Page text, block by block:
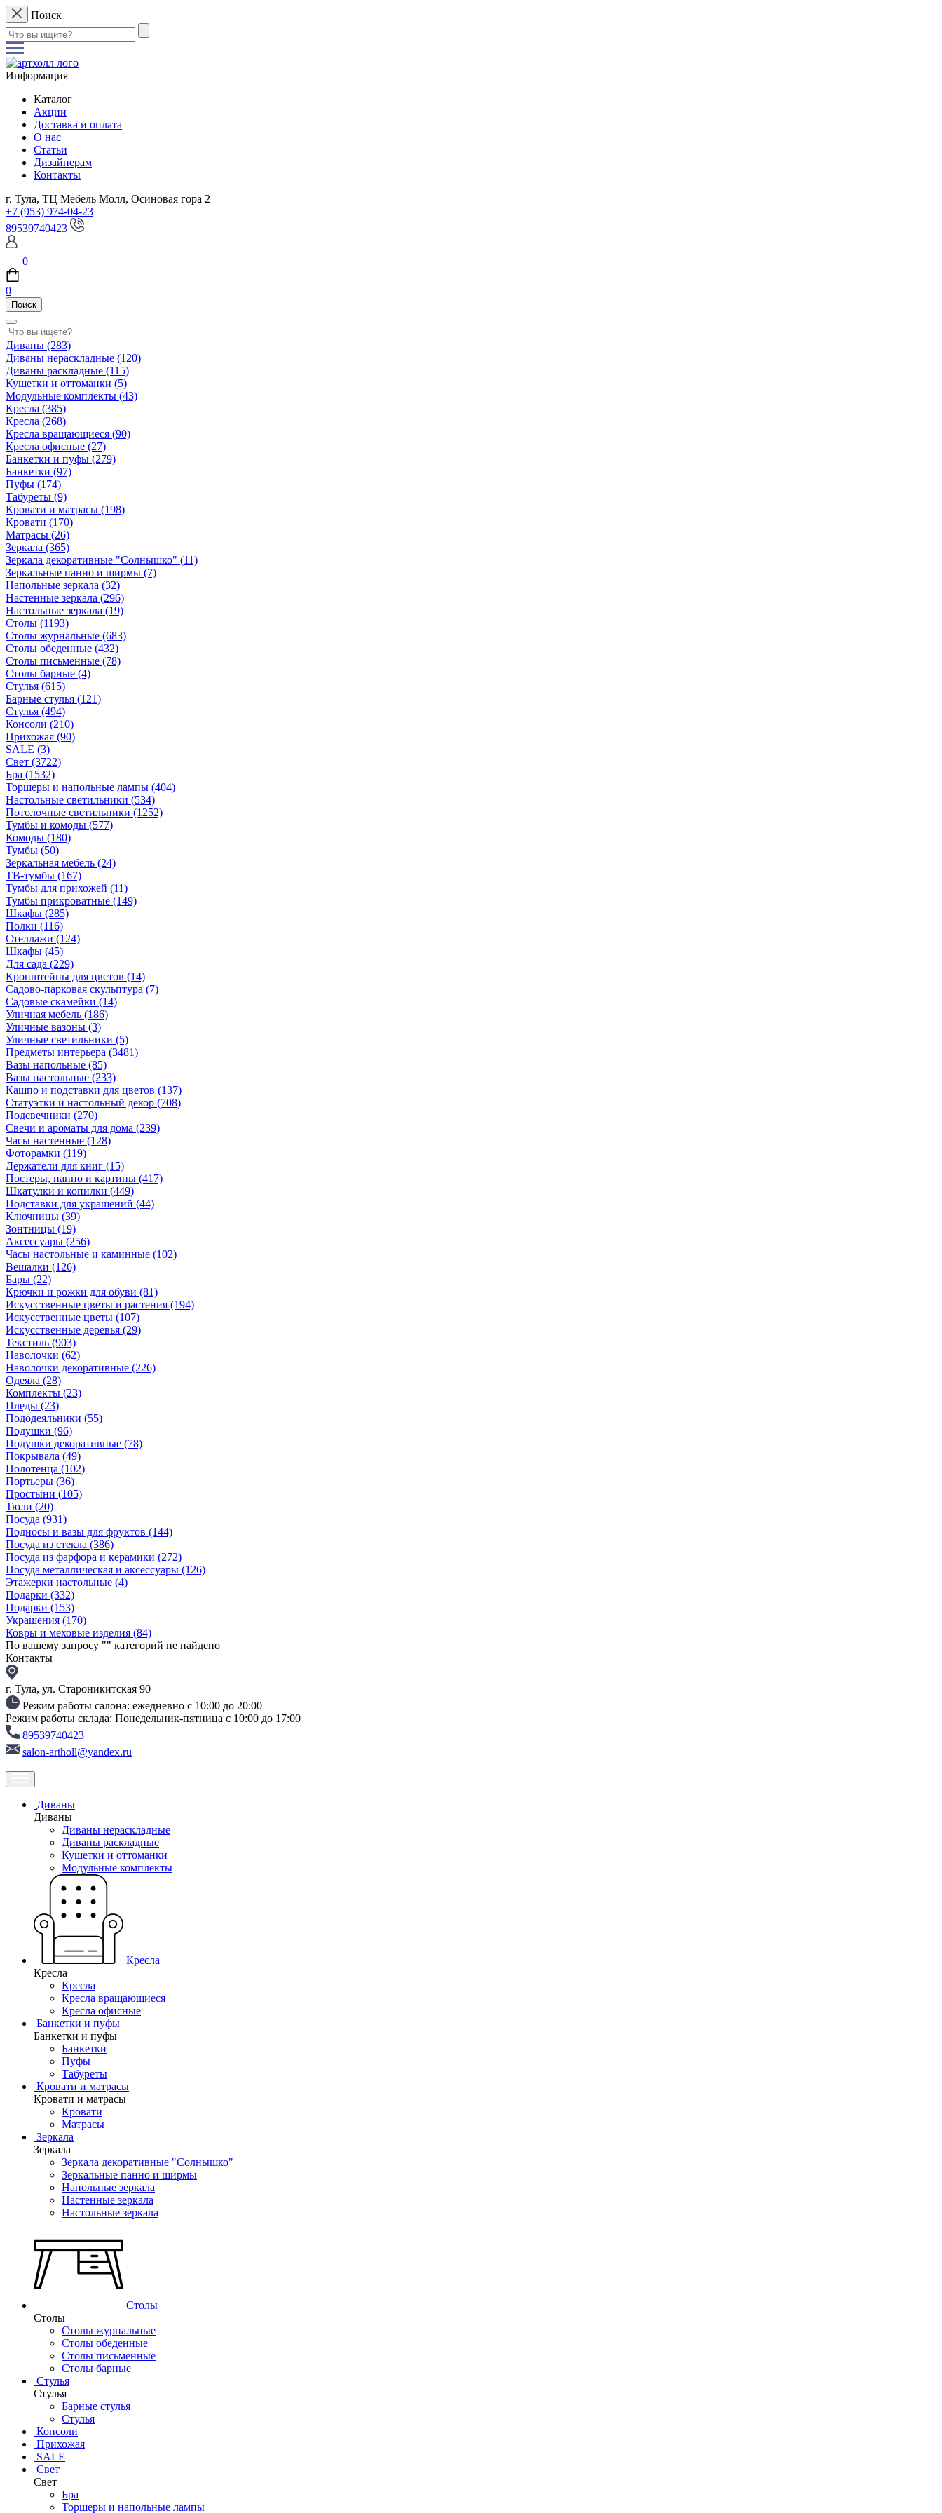
Поиск
Информация
Каталог
Акции
Доставка и оплата
О нас
Статьи
Дизайнерам
Контакты
г. Тула, ТЦ Мебель Молл, Осиновая гора 2
+7 (953) 974-04-23
89539740423
0
0
Поиск
Диваны (283)
Диваны нераскладные (120)
Диваны раскладные (115)
Кушетки и оттоманки (5)
Модульные комплекты (43)
Кресла (385)
Кресла (268)
Кресла вращающиеся (90)
Кресла офисные (27)
Банкетки и пуфы (279)
Банкетки (97)
Пуфы (174)
Табуреты (9)
Кровати и матрасы (198)
Кровати (170)
Матрасы (26)
Зеркала (365)
Зеркала декоративные "Солнышко" (11)
Зеркальные панно и ширмы (7)
Напольные зеркала (32)
Настенные зеркала (296)
Настольные зеркала (19)
Столы (1193)
Столы журнальные (683)
Столы обеденные (432)
Столы письменные (78)
Столы барные (4)
Стулья (615)
Барные стулья (121)
Стулья (494)
Консоли (210)
Прихожая (90)
SALE (3)
Свет (3722)
Бра (1532)
Торшеры и напольные лампы (404)
Настольные светильники (534)
Потолочные светильники (1252)
Тумбы и комоды (577)
Комоды (180)
Тумбы (50)
Зеркальная мебель (24)
ТВ-тумбы (167)
Тумбы для прихожей (11)
Тумбы прикроватные (149)
Шкафы (285)
Полки (116)
Стеллажи (124)
Шкафы (45)
Для сада (229)
Кронштейны для цветов (14)
Садово-парковая скульптура (7)
Садовые скамейки (14)
Уличная мебель (186)
Уличные вазоны (3)
Уличные светильники (5)
Предметы интерьера (3481)
Вазы напольные (85)
Вазы настольные (233)
Кашпо и подставки для цветов (137)
Статуэтки и настольный декор (708)
Подсвечники (270)
Свечи и ароматы для дома (239)
Часы настенные (128)
Фоторамки (119)
Держатели для книг (15)
Постеры, панно и картины (417)
Шкатулки и копилки (449)
Подставки для украшений (44)
Ключницы (39)
Зонтницы (19)
Аксессуары (256)
Часы настольные и каминные (102)
Вешалки (126)
Бары (22)
Крючки и рожки для обуви (81)
Искусственные цветы и растения (194)
Искусственные цветы (107)
Искусcтвенные деревья (29)
Текстиль (903)
Наволочки (62)
Наволочки декоративные (226)
Одеяла (28)
Комплекты (23)
Пледы (23)
Пододеяльники (55)
Подушки (96)
Подушки декоративные (78)
Покрывала (49)
Полотенца (102)
Портьеры (36)
Простыни (105)
Тюли (20)
Посуда (931)
Подносы и вазы для фруктов (144)
Посуда из стекла (386)
Посуда из фарфора и керамики (272)
Посуда металлическая и аксессуары (126)
Этажерки настольные (4)
Подарки (332)
Подарки (153)
Украшения (170)
Ковры и меховые изделия (84)
По вашему запросу "" категорий не найдено
Контакты
г. Тула, ул. Староникитская 90
Режим работы салона: ежедневно с 10:00 до 20:00
Режим работы склада: Понедельник-пятница с 10:00 до 17:00
89539740423
salon-artholl@yandex.ru
Диваны
Диваны
Диваны нераскладные
Диваны раскладные
Кушетки и оттоманки
Модульные комплекты
Кресла
Кресла
Кресла
Кресла вращающиеся
Кресла офисные
Банкетки и пуфы
Банкетки и пуфы
Банкетки
Пуфы
Табуреты
Кровати и матрасы
Кровати и матрасы
Кровати
Матрасы
Зеркала
Зеркала
Зеркала декоративные "Солнышко"
Зеркальные панно и ширмы
Напольные зеркала
Настенные зеркала
Настольные зеркала
Столы
Столы
Столы журнальные
Столы обеденные
Столы письменные
Столы барные
Стулья
Стулья
Барные стулья
Стулья
Консоли
Прихожая
SALE
Свет
Свет
Бра
Торшеры и напольные лампы